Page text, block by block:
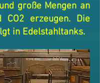
große Mengen an
CO2 erzeugen. Die
in Edelstahltanks.